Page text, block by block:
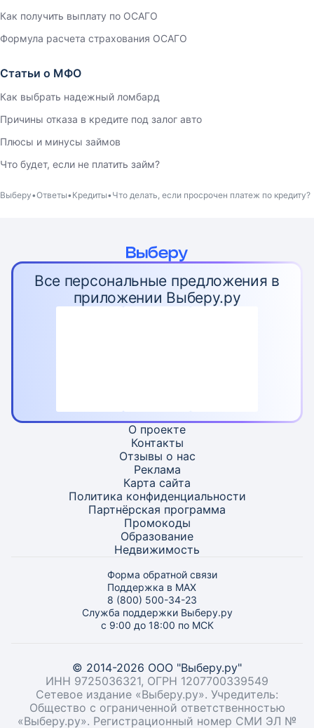
Как получить выплату по ОСАГО
Формула расчета страхования ОСАГО
Статьи о МФО
Как выбрать надежный ломбард
Причины отказа в кредите под залог авто
Плюсы и минусы займов
Что будет, если не платить займ?
Выберу Ответы Кредиты Что делать, если просрочен платеж по кредиту?
Все персональные предложения в
приложении Выберу.ру
О проекте
Контакты
Отзывы о нас
Реклама
Карта сайта
Политика конфиденциальности
Партнёрская программа
Промокоды
Образование
Недвижимость
Форма обратной связи
Поддержка в MAX
8 (800) 500-34-23
Служба поддержки Выберу.ру
с 9:00 до 18:00 по МСК
© 2014-2026 ООО "Выберу.ру"
ИНН 9725036321, ОГРН 1207700339549
Сетевое издание «Выберу.ру». Учредитель:
Общество с ограниченной ответственностью
«Выберу.ру». Регистрационный номер СМИ ЭЛ №